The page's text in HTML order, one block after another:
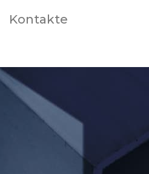
Kontakte